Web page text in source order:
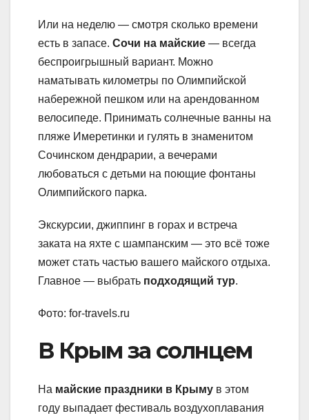
Или на неделю — смотря сколько времени
есть в запасе. Сочи на майские — всегда
беспроигрышный вариант. Можно
наматывать километры по Олимпийской
набережной пешком или на арендованном
велосипеде. Принимать солнечные ванны на
пляже Имеретинки и гулять в знаменитом
Сочинском дендрарии, а вечерами
любоваться с детьми на поющие фонтаны
Олимпийского парка.
Экскурсии, джиппинг в горах и встреча
заката на яхте с шампанским — это всё тоже
может стать частью вашего майского отдыха.
Главное — выбрать подходящий тур.
Фото: for-travels.ru
В Крым за солнцем
На майские праздники в Крыму в этом
году выпадает фестиваль воздухоплавания